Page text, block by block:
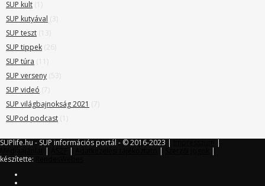
SUP kult (1)
SUP kutyával (3)
SUP teszt (13)
SUP tippek (26)
SUP túra (11)
SUP verseny (53)
SUP videó (7)
SUP világbajnokság 2021 (7)
SUPod podcast (1)
SUPlife.hu - SUP információs portál - © 2016-2023 |
|
| | |
|
készítette: